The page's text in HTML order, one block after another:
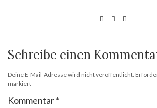
Schreibe einen
Deine E-Mail-Adresse wird nicht veröffentlicht.
markiert
Kommentar*